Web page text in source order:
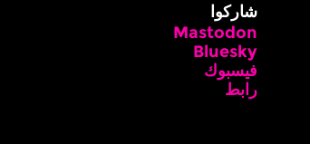
شاركوا
Mastodon
Bluesky
فيسبوك
رابط